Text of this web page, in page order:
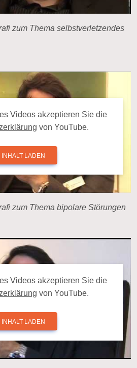
zum Thema selbstverletzendes
Videos ak­zep­tie­ren Sie die
von YouTube.
INHALT LADEN
zum Thema bipolare Störungen
Videos ak­zep­tie­ren Sie die
von YouTube.
INHALT LADEN